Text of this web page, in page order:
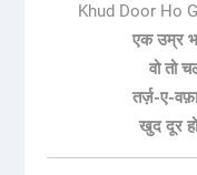
Khud Door Ho
एक उम्र
वो तो
तर्ज़-ए-
खुद दूर